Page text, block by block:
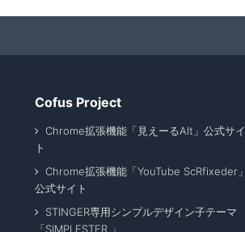
Cofus Project
Chrome拡張機能「見えーるAlt」公式サイ
ト
Chrome拡張機能「YouTube ScRfixeder」
公式サイト
STINGER専用シンプルデザイン子テーマ
「SIMPLESTER 」